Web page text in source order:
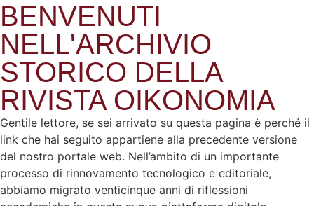
BENVENUTI
NELL'ARCHIVIO
STORICO DELLA
RIVISTA OIKONOMIA
Gentile lettore, se sei arrivato su questa pagina è perché il
link che hai seguito appartiene alla precedente versione
del nostro portale web. Nell’ambito di un importante
processo di rinnovamento tecnologico e editoriale,
abbiamo migrato venticinque anni di riflessioni